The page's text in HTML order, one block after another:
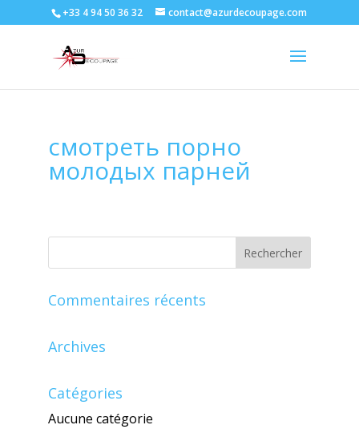
+33 4 94 50 36 32 contact@azurdecoupage.com
смотреть порно
молодых парней
Commentaires récents
Archives
Catégories
Aucune catégorie